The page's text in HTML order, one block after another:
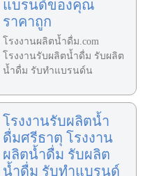
แบรนด์ของคุณ
ราคาถูก
โรงงานผลิตน้ำดื่ม.com
โรงงานรับผลิตน้ำดื่ม รับผลิต
น้ำดื่ม รับทำแบรนด์น
โรงงานรับผลิตน้ำ
ดื่มศรีธาตุ โรงงาน
ผลิตน้ำดื่ม รับผลิต
น้ำดื่ม รับทำแบรนด์